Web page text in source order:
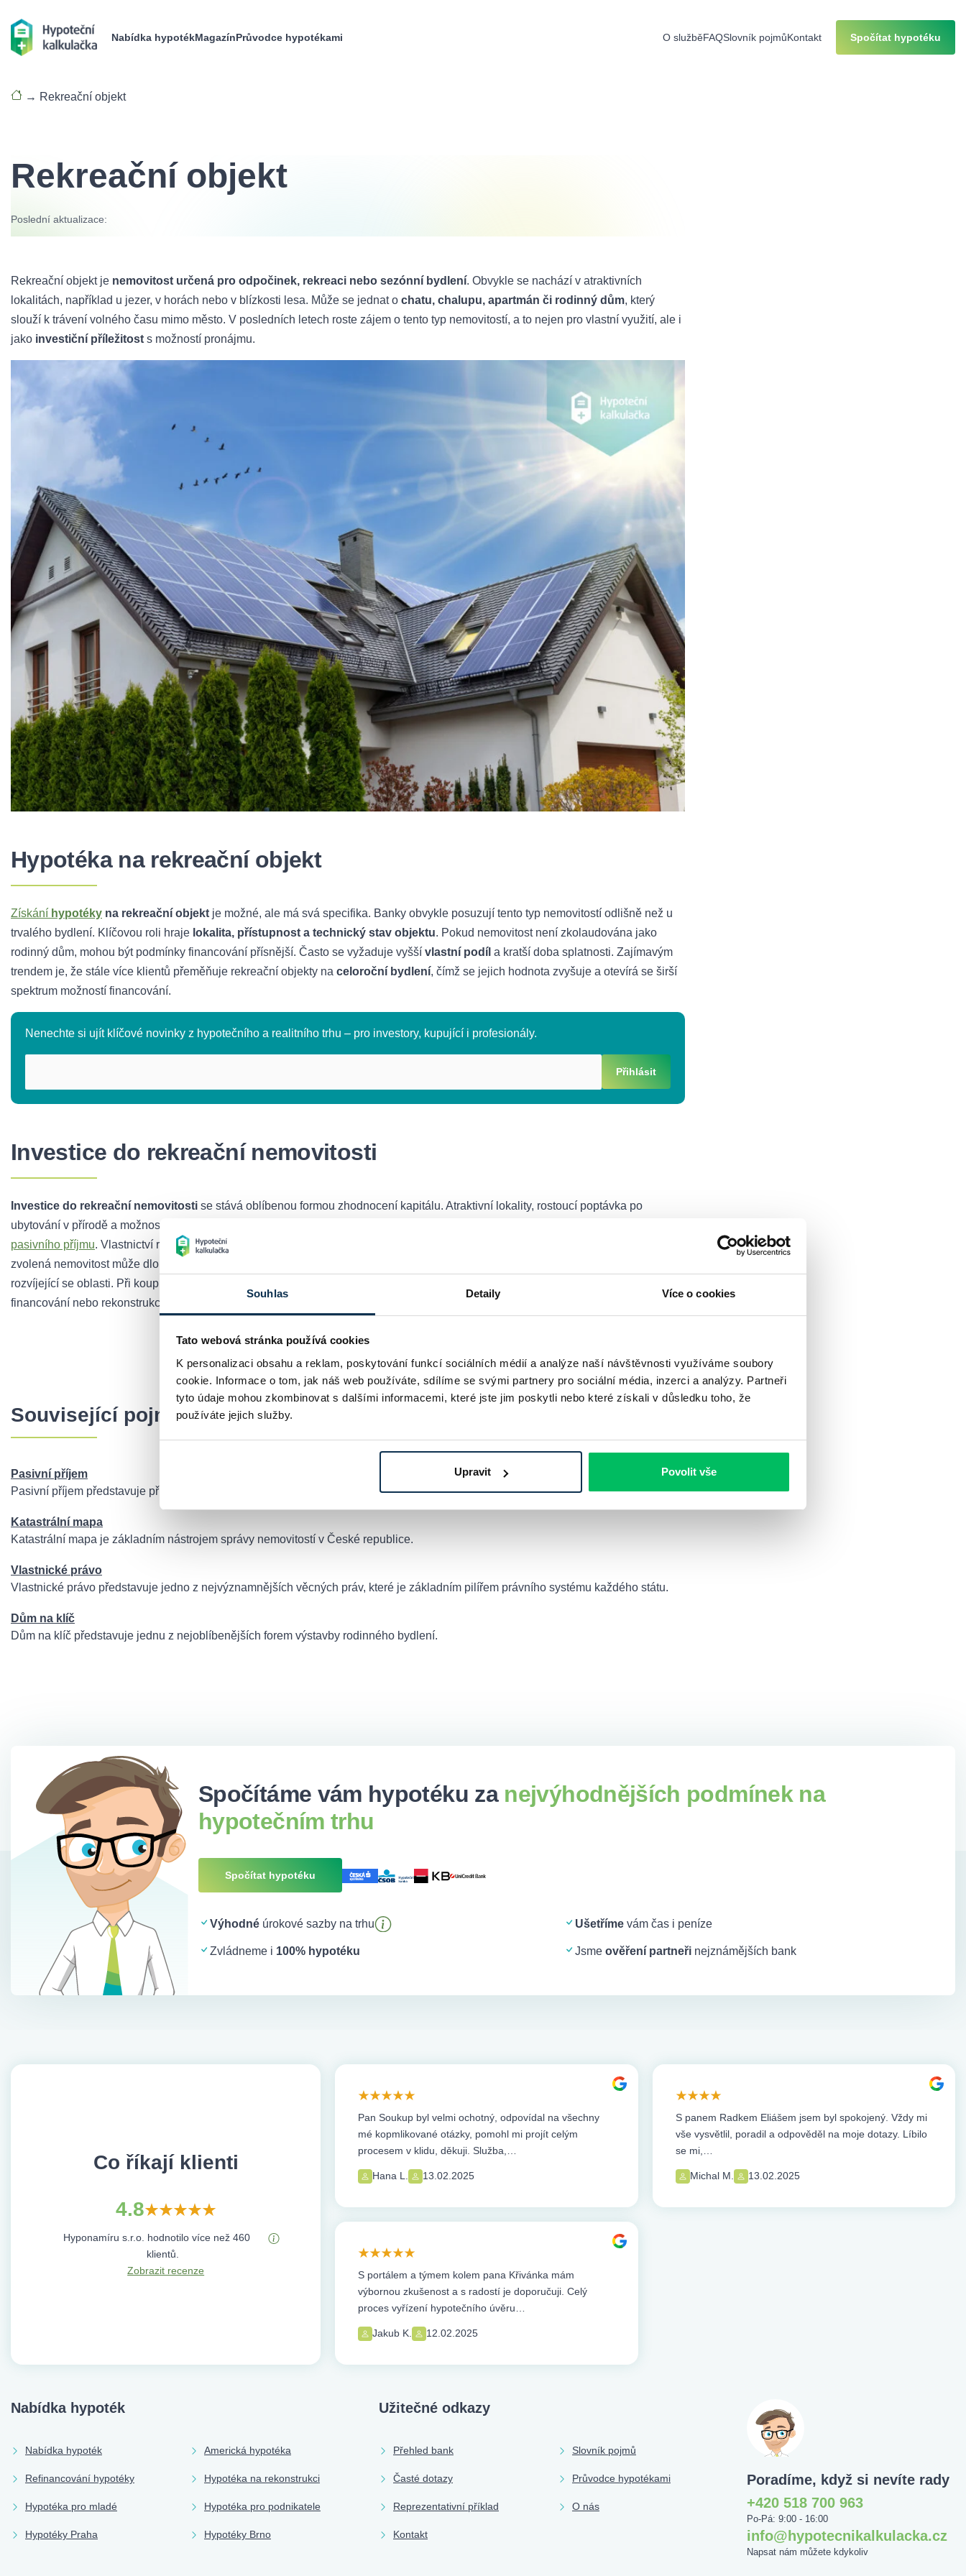
Souhlas Detaily Více o cookies
Tato webová stránka používá cookies
K personalizaci obsahu a reklam, poskytování funkcí sociálních médií a analýze naší návštěvnosti využíváme soubory
cookie. Informace o tom, jak náš web používáte, sdílíme se svými partnery pro sociální média, inzerci a analýzy. Partneři
tyto údaje mohou zkombinovat s dalšími informacemi, které jste jim poskytli nebo které získali v důsledku toho, že
používáte jejich služby.
Upravit Povolit vše
Nabídka hypotékMagazínPrůvodce hypotékami O služběFAQSlovník pojmůKontakt Spočítat hypotéku
→ Rekreační objekt
Rekreační objekt
Poslední aktualizace:
Rekreační objekt je nemovitost určená pro odpočinek, rekreaci nebo sezónní bydlení. Obvykle se nachází v atraktivních
lokalitách, například u jezer, v horách nebo v blízkosti lesa. Může se jednat o chatu, chalupu, apartmán či rodinný dům, který
slouží k trávení volného času mimo město. V posledních letech roste zájem o tento typ nemovitostí, a to nejen pro vlastní využití, ale i
jako investiční příležitost s možností pronájmu.
Hypotéka na rekreační objekt
Získání hypotéky na rekreační objekt je možné, ale má svá specifika. Banky obvykle posuzují tento typ nemovitostí odlišně než u
trvalého bydlení. Klíčovou roli hraje lokalita, přístupnost a technický stav objektu. Pokud nemovitost není zkolaudována jako
rodinný dům, mohou být podmínky financování přísnější. Často se vyžaduje vyšší vlastní podíl a kratší doba splatnosti. Zajímavým
trendem je, že stále více klientů přeměňuje rekreační objekty na celoroční bydlení, čímž se jejich hodnota zvyšuje a otevírá se širší
spektrum možností financování.
Nenechte si ujít klíčové novinky z hypotečního a realitního trhu – pro investory, kupující i profesionály.
Přihlásit
Investice do rekreační nemovitosti
Investice do rekreační nemovitosti se stává oblíbenou formou zhodnocení kapitálu. Atraktivní lokality, rostoucí poptávka po
ubytování v přírodě a možnost krátkodobého pronájmu prostřednictvím platforem jako Airbnb dělají z těchto objektů zajímavý
pasivního příjmu. Vlastnictví rekreačního objektu přináší i
zvolená nemovitost může dlouhodobě
rozvíjející se oblasti. Při koupi je důležité zkontrolovat
financování nebo rekonstrukci.
Chci si spočítat hypotéku online
Související pojmy
Pasivní příjem
Pasivní příjem představuje příjmový tok, který nevyžaduje aktivní účast nebo každodenní pracovní nasazení.
Katastrální mapa
Katastrální mapa je základním nástrojem správy nemovitostí v České republice.
Vlastnické právo
Vlastnické právo představuje jedno z nejvýznamnějších věcných práv, které je základním pilířem právního systému každého státu.
Dům na klíč
Dům na klíč představuje jednu z nejoblíbenějších forem výstavby rodinného bydlení.
Spočítáme vám hypotéku za nejvýhodnějších podmínek na
hypotečním trhu
Spočítat hypotéku
Výhodné úrokové sazby na trhu Ušetříme vám čas i peníze
Zvládneme i 100% hypotéku Jsme ověření partneři nejznámějších bank
Co říkají klienti
4.8
Hyponamíru s.r.o. hodnotilo více než 460
klientů.
Zobrazit recenze
Pan Soukup byl velmi ochotný, odpovídal na všechny
mé kopmlikované otázky, pomohl mi projít celým
procesem v klidu, děkuji. Služba,…
Hana L. 13.02.2025
S panem Radkem Eliášem jsem byl spokojený. Vždy mi
vše vysvětlil, poradil a odpověděl na moje dotazy. Líbilo
se mi,…
Michal M. 13.02.2025
S portálem a týmem kolem pana Křivánka mám
výbornou zkušenost a s radostí je doporučuji. Celý
proces vyřízení hypotečního úvěru…
Jakub K. 12.02.2025
Nabídka hypoték
Nabídka hypoték Americká hypotéka
Refinancování hypotéky Hypotéka na rekonstrukci
Hypotéka pro mladé Hypotéka pro podnikatele
Hypotéky Praha Hypotéky Brno
Užitečné odkazy
Přehled bank Slovník pojmů
Časté dotazy Průvodce hypotékami
Reprezentativní příklad O nás
Kontakt
Poradíme, když si nevíte rady
+420 518 700 963
Po-Pá: 9:00 - 16:00
info@hypotecnikalkulacka.cz
Napsat nám můžete kdykoliv